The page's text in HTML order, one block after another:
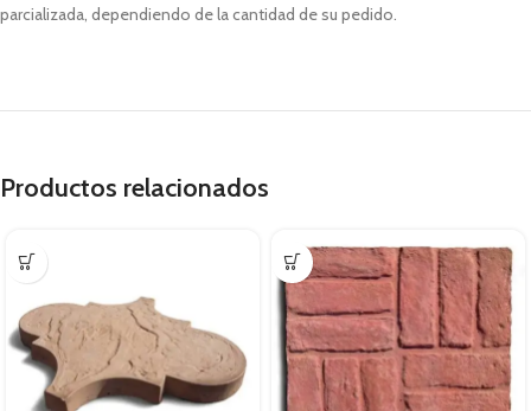
parcializada, dependiendo de la cantidad de su pedido.
Productos relacionados